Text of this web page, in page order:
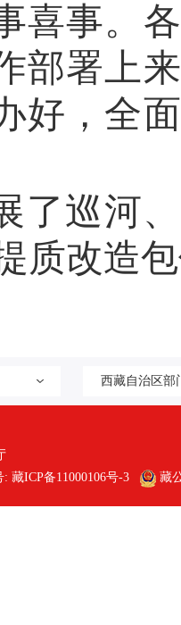
喜事。
部署上
好，全
了巡河
质改造
西藏自治区部
: 藏ICP备11000106号-3 藏